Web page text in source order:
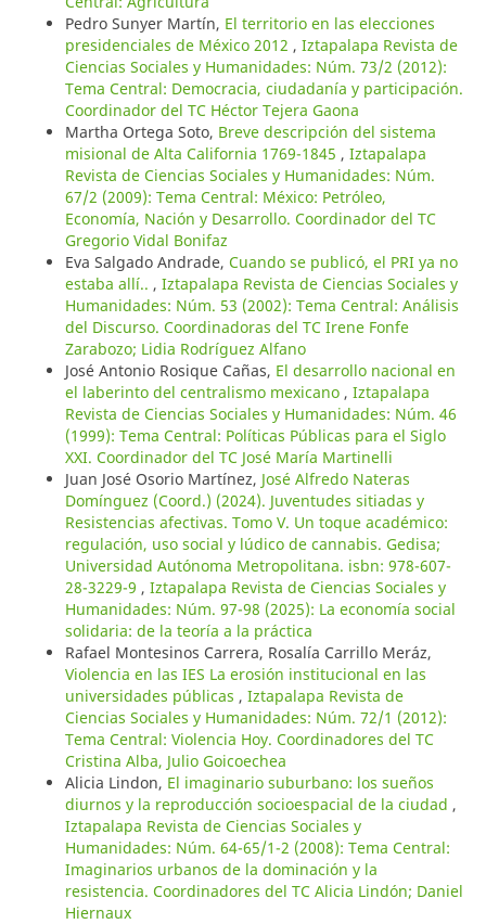
Pedro Sunyer Martín, El territorio en las elecciones
presidenciales de México 2012 , Iztapalapa Revista de
Ciencias Sociales y Humanidades: Núm. 73/2 (2012):
Tema Central: Democracia, ciudadanía y participación.
Coordinador del TC Héctor Tejera Gaona
Martha Ortega Soto, Breve descripción del sistema
misional de Alta California 1769-1845 , Iztapalapa
Revista de Ciencias Sociales y Humanidades: Núm.
67/2 (2009): Tema Central: México: Petróleo,
Economía, Nación y Desarrollo. Coordinador del TC
Gregorio Vidal Bonifaz
Eva Salgado Andrade, Cuando se publicó, el PRI ya no
estaba allí.. , Iztapalapa Revista de Ciencias Sociales y
Humanidades: Núm. 53 (2002): Tema Central: Análisis
del Discurso. Coordinadoras del TC Irene Fonfe
Zarabozo; Lidia Rodríguez Alfano
José Antonio Rosique Cañas, El desarrollo nacional en
el laberinto del centralismo mexicano , Iztapalapa
Revista de Ciencias Sociales y Humanidades: Núm. 46
(1999): Tema Central: Políticas Públicas para el Siglo
XXI. Coordinador del TC José María Martinelli
Juan José Osorio Martínez, José Alfredo Nateras
Domínguez (Coord.) (2024). Juventudes sitiadas y
Resistencias afectivas. Tomo V. Un toque académico:
regulación, uso social y lúdico de cannabis. Gedisa;
Universidad Autónoma Metropolitana. isbn: 978-607-
28-3229-9 , Iztapalapa Revista de Ciencias Sociales y
Humanidades: Núm. 97-98 (2025): La economía social
solidaria: de la teoría a la práctica
Rafael Montesinos Carrera, Rosalía Carrillo Meráz,
Violencia en las IES La erosión institucional en las
universidades públicas , Iztapalapa Revista de
Ciencias Sociales y Humanidades: Núm. 72/1 (2012):
Tema Central: Violencia Hoy. Coordinadores del TC
Cristina Alba, Julio Goicoechea
Alicia Lindon, El imaginario suburbano: los sueños
diurnos y la reproducción socioespacial de la ciudad ,
Iztapalapa Revista de Ciencias Sociales y
Humanidades: Núm. 64-65/1-2 (2008): Tema Central:
Imaginarios urbanos de la dominación y la
resistencia. Coordinadores del TC Alicia Lindón; Daniel
Hiernaux